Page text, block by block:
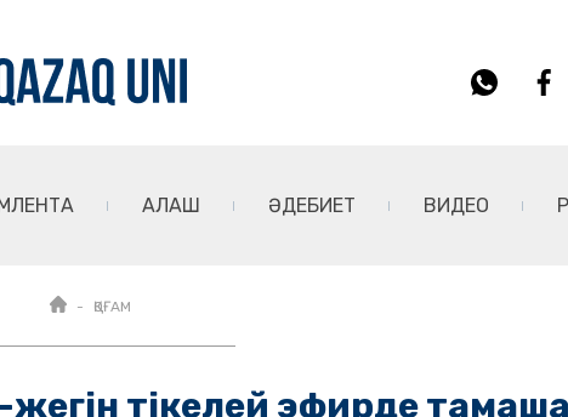
АЛАШ ӘДЕБИЕТ ВИДЕО
ҚОҒАМ
жегін тікелей эфирде